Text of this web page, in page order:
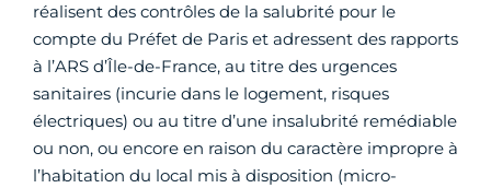
réalisent des contrôles de la salubrité pour le
compte du Préfet de Paris et adressent des rapports
à l’ARS d’Île-de-France, au titre des urgences
sanitaires (incurie dans le logement, risques
électriques) ou au titre d’une insalubrité remédiable
ou non, ou encore en raison du caractère impropre à
l’habitation du local mis à disposition (micro-